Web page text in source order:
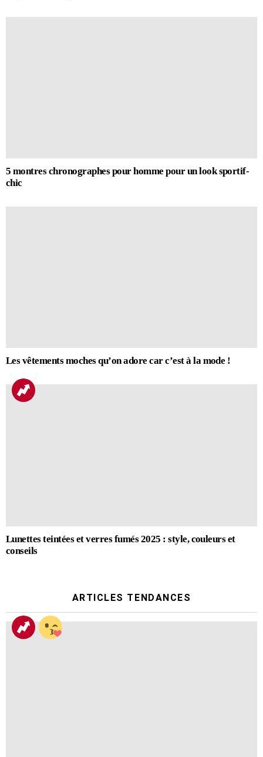
5 montres chronographes pour homme pour un look sportif-
chic
Les vêtements moches qu’on adore car c’est à la mode !
Lunettes teintées et verres fumés 2025 : style, couleurs et
conseils
ARTICLES TENDANCES